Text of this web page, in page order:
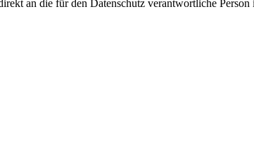
an die für den Datenschutz verantwortliche Person